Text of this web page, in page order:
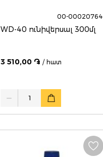
00-00020764
WD-40 ունիվերսալ 300մլ
3 510,00 ֏ / հատ